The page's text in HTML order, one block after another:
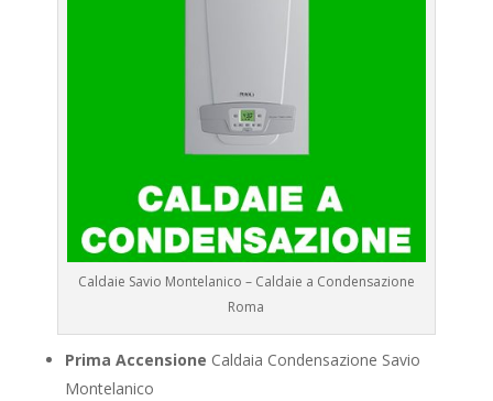
Caldaie Savio Montelanico – Caldaie a Condensazione
Roma
Prima Accensione Caldaia Condensazione Savio
Montelanico